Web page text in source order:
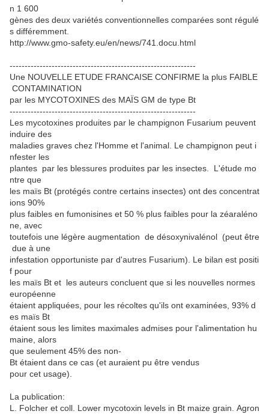
n 1 600
gènes des deux variétés conventionnelles comparées sont régulé
s différemment.
http://www.gmo-safety.eu/en/news/741.docu.html
--------------------------------------------------------------
Une NOUVELLE ETUDE FRANCAISE CONFIRME la plus FAIBLE
CONTAMINATION
par les MYCOTOXINES des MAÏS GM de type Bt
--------------------------------------------------------------
Les mycotoxines produites par le champignon Fusarium peuvent
induire des
maladies graves chez l'Homme et l'animal. Le champignon peut i
nfester les
plantes par les blessures produites par les insectes. L'étude mo
ntre que
les maïs Bt (protégés contre certains insectes) ont des concentrat
ions 90%
plus faibles en fumonisines et 50 % plus faibles pour la zéaraléno
ne, avec
toutefois une légère augmentation de désoxynivalénol (peut être
due à une
infestation opportuniste par d'autres Fusarium). Le bilan est positi
f pour
les maïs Bt et les auteurs concluent que si les nouvelles normes
européenne
étaient appliquées, pour les récoltes qu'ils ont examinées, 93% d
es maïs Bt
étaient sous les limites maximales admises pour l'alimentation hu
maine, alors
que seulement 45% des non-
Bt étaient dans ce cas (et auraient pu être vendus
pour cet usage).
La publication:
L. Folcher et coll. Lower mycotoxin levels in Bt maize grain. Agron